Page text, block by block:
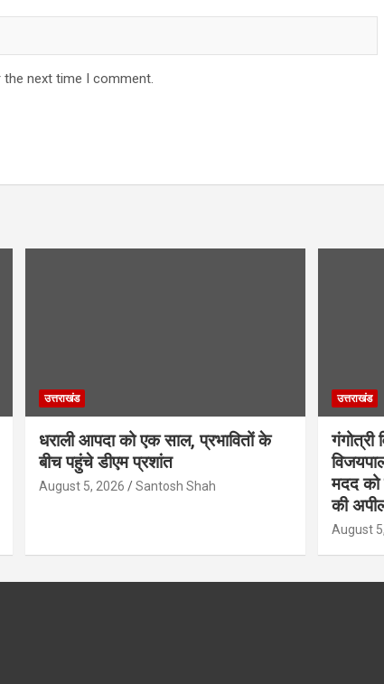
next time I comment.
उत्तराखंड
धराली आपदा को एक साल, प्रभावितों के
बीच पहुंचे डीएम प्रशांत
August 5, 2026 Santosh Shah
उत्तराखंड
गंगोत्री
मदद को
की
August